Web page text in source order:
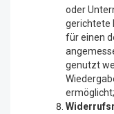
oder
gerichtete
für einen
genutzt
ermöglicht;